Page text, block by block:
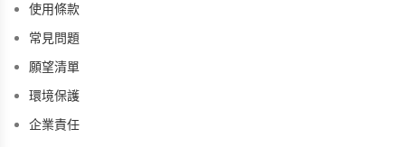
使用條款
常見問題
願望清單
環境保護
企業責任